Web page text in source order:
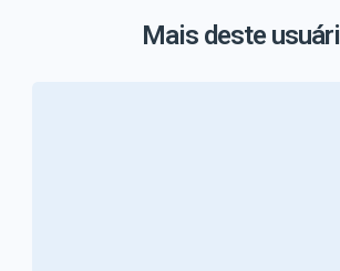
Mais deste